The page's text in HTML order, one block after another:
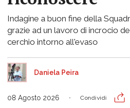
Indagine a buon fine della
grazie ad un lavoro di incrocio
cerchio intorno all'evaso
Daniela Peira
08 Agosto 2026 Condividi